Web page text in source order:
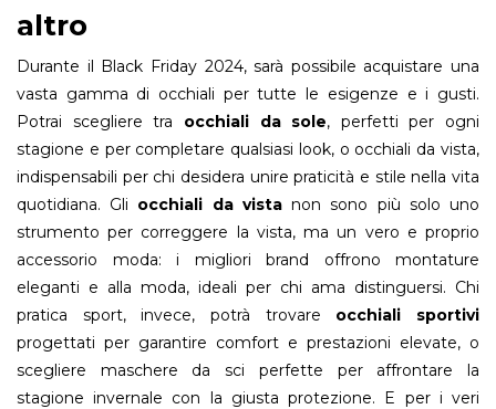
altro
Durante il Black Friday 2024, sarà possibile acquistare una
vasta gamma di occhiali per tutte le esigenze e i gusti.
Potrai scegliere tra occhiali da sole, perfetti per ogni
stagione e per completare qualsiasi look, o occhiali da vista,
indispensabili per chi desidera unire praticità e stile nella vita
quotidiana. Gli occhiali da vistanon sono più solo uno
strumento per correggere la vista, ma un vero e proprio
accessorio moda: i migliori brand offrono montature
eleganti e alla moda, ideali per chi ama distinguersi. Chi
pratica sport, invece, potrà trovare occhiali
sportivi
progettati per garantire comfort e prestazioni elevate, o
scegliere maschere da sci perfette per affrontare la
stagione invernale con la giusta protezione. E per i veri